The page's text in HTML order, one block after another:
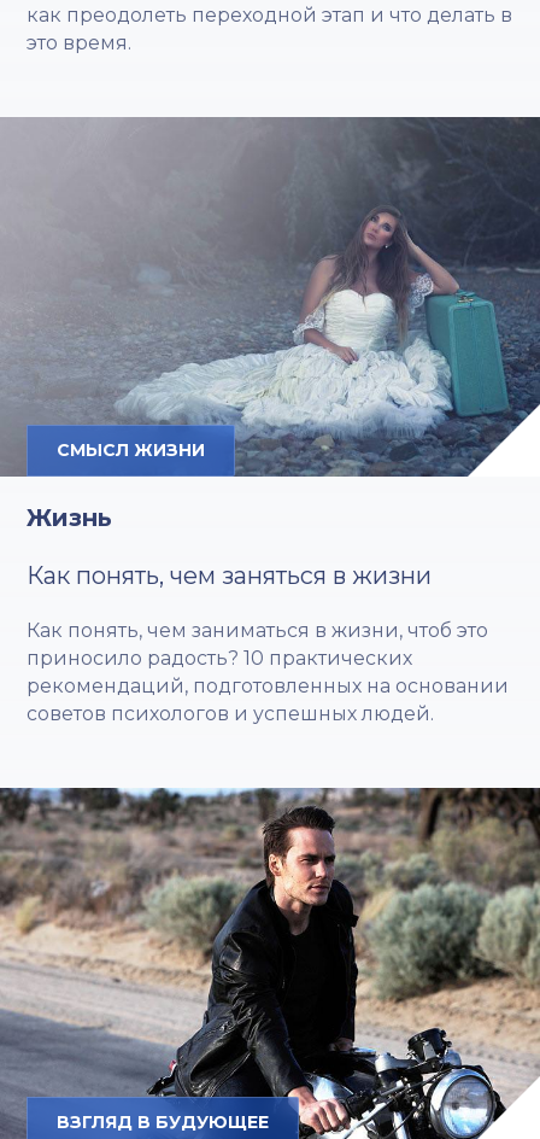
как преодолеть переходной этап и что делать в
это время.
СМЫСЛ ЖИЗНИ
Жизнь
Как понять, чем заняться в жизни
Как понять, чем заниматься в жизни, чтоб это
приносило радость? 10 практических
рекомендаций, подготовленных на основании
советов психологов и успешных людей.
ВЗГЛЯД В БУДУЮЩЕЕ